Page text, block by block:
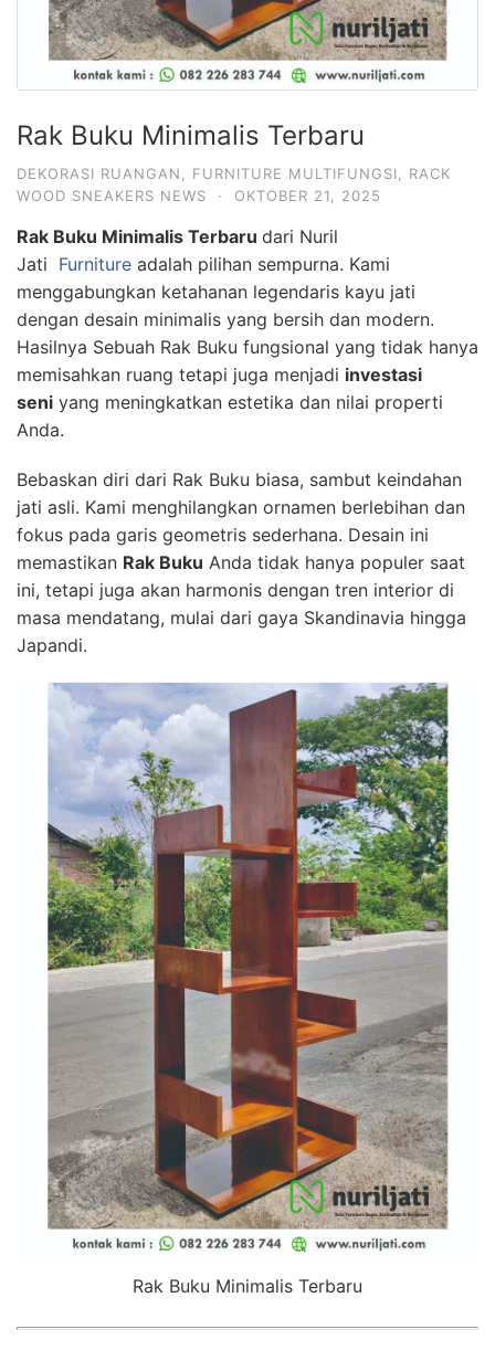
Rak Buku Minimalis Terbaru
DEKORASI RUANGAN FURNITURE MULTIFUNGSI
RACK
WOOD SNEAKERS NEWS
· OKTOBER 21, 2025
Rak Buku Minimalis Terbaru dari Nuril
Jati Furniture adalah pilihan sempurna. Kami
menggabungkan ketahanan legendaris kayu jati
dengan desain minimalis yang bersih dan modern.
Hasilnya Sebuah Rak Buku fungsional yang tidak hanya
memisahkan ruang tetapi juga menjadi investasi
seni yang meningkatkan estetika dan nilai properti
Anda.
Bebaskan diri dari Rak Buku biasa, sambut keindahan
jati asli. Kami menghilangkan ornamen berlebihan dan
fokus pada garis geometris sederhana. Desain ini
memastikan Rak Buku Anda tidak hanya populer saat
ini, tetapi juga akan harmonis dengan tren interior di
masa mendatang, mulai dari gaya Skandinavia hingga
Japandi.
Rak Buku Minimalis Terbaru